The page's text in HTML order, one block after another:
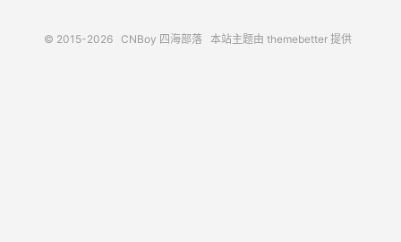
© 2015-2026 CNBoy 四海部落 本站主题由 themebetter 提供